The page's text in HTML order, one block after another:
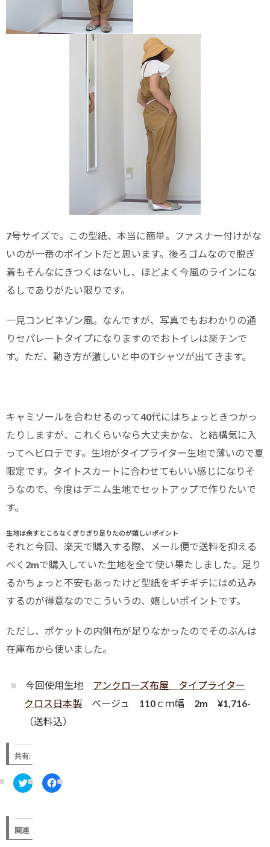
7号サイズで。この型紙、本当に簡単。ファスナー付けがな
いのが一番のポイントだと思います。後ろゴムなので脱ぎ
着もそんなにきつくはないし、ほどよく今風のラインにな
るしでありがたい限りです。
一見コンビネゾン風。なんですが、写真でもおわかりの通
りセパレートタイプになりますのでおトイレは楽チンで
す。ただ、動き方が激しいと中のTシャツが出てきます。
キャミソールを合わせるのって40代にはちょっときつかっ
たりしますが、これくらいなら大丈夫かな、と結構気に入
ってヘビロテです。生地がタイプライター生地で薄いので夏
限定です。タイトスカートに合わせてもいい感じになりそ
うなので、今度はデニム生地でセットアップで作りたいで
す。
生地は余すところなくぎりぎり足りたのが嬉しいポイント
それと今回、楽天で購入する際、メール便で送料を抑える
べく2mで購入していた生地を全て使い果たしました。足り
るかちょっと不安もあったけど型紙をギチギチにはめ込み
するのが得意なのでこういうの、嬉しいポイントです。
ただし、ポケットの内側布が足りなかったのでそのぶんは
在庫布から使いました。
今回使用生地 アンクローズ布屋 タイプライター
クロス日本製 ベージュ 110ｃｍ幅 2m ¥1,716-
（送料込）
共有:
ク
リ
て
w
i
F
a
関連